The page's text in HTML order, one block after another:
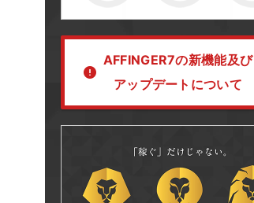
AFFINGER7の新機能及び
アップデートについて